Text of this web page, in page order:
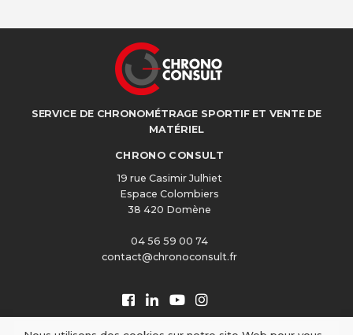
SERVICE DE CHRONOMÉTRAGE SPORTIF ET VENTE DE
MATÉRIEL
CHRONO CONSULT
19 rue Casimir Julhiet
Espace Colombiers
38 420 Domène
04 56 59 00 74
contact@chronoconsult.fr